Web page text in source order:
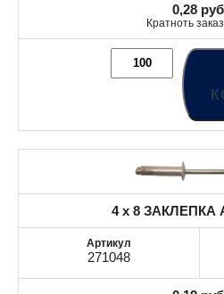
0,28
Кратноть
4 x 8 ЗАКЛЕПКА
271048